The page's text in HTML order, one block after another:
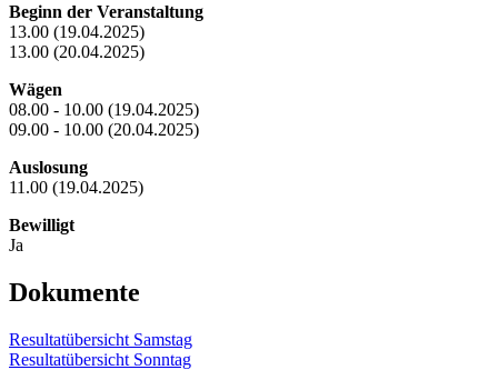
Beginn der Veranstaltung
13.00 (19.04.2025)
13.00 (20.04.2025)
Wägen
08.00 - 10.00 (19.04.2025)
09.00 - 10.00 (20.04.2025)
Auslosung
11.00 (19.04.2025)
Bewilligt
Ja
Dokumente
Resultatübersicht Samstag
Resultatübersicht Sonntag